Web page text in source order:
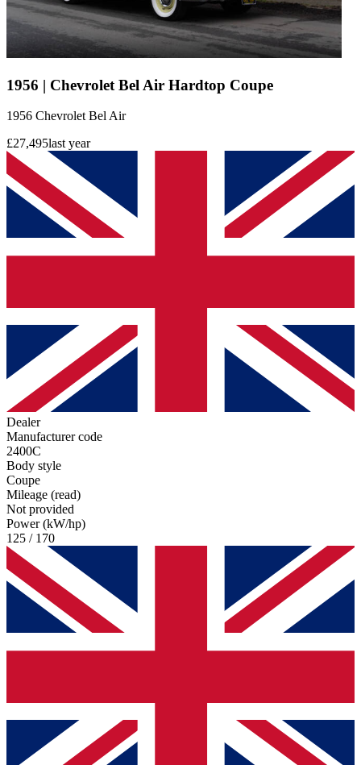
1956 | Chevrolet Bel Air Hardtop Coupe
1956 Chevrolet Bel Air
£27,495last year
Dealer
Manufacturer code
2400C
Body style
Coupe
Mileage (read)
Not provided
Power (kW/hp)
125 / 170